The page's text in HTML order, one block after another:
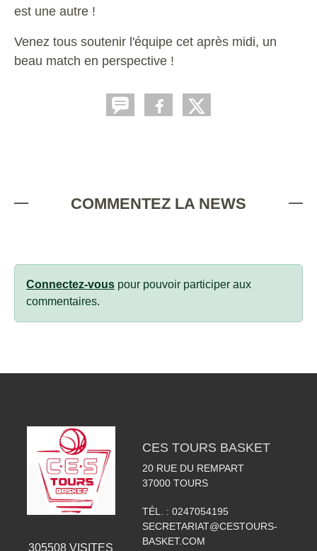
est une autre !
Venez tous soutenir l'équipe cet après midi, un
beau match en perspective !
COMMENTEZ LA NEWS
Connectez-vous pour pouvoir participer aux
commentaires.
305508 VISITES
CES TOURS BASKET
20 RUE DU REMPART
37000 TOURS
TÉL. : 0247054195
SECRETARIAT@CESTOURS-
BASKET.COM